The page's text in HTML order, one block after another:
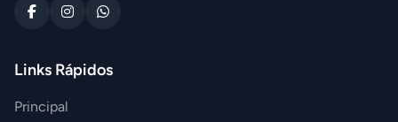
Links Rápidos
Principal